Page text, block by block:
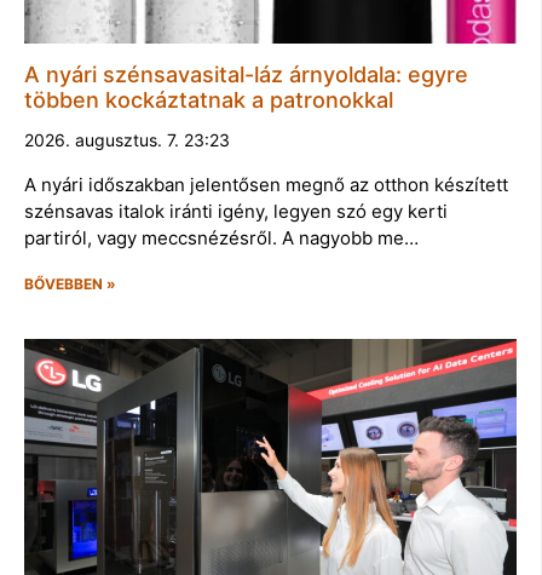
A nyári szénsavasital-láz árnyoldala: egyre
többen kockáztatnak a patronokkal
2026. augusztus. 7. 23:23
A nyári időszakban jelentősen megnő az otthon készített
szénsavas italok iránti igény, legyen szó egy kerti
partiról, vagy meccsnézésről. A nagyobb me…
BŐVEBBEN »